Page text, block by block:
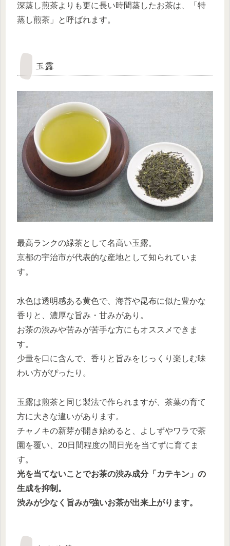
深蒸し煎茶よりも更に長い時間蒸したお茶は、「特
蒸し煎茶」と呼ばれます。
玉露
最高ランクの緑茶として名高い玉露。
京都の宇治市が代表的な産地として知られていま
す。
水色は透明感ある黄色で、海苔や昆布に似た豊かな
香りと、濃厚な旨み・甘みがあり。
お茶の渋みや苦みが苦手な方にもオススメできま
す。
少量を口に含んで、香りと旨みをじっくり楽しむ味
わい方がぴったり。
玉露は煎茶と同じ製法で作られますが、茶葉の育て
方に大きな違いがあります。
チャノキの新芽が開き始めると、よしずやワラで茶
園を覆い、20日間程度の間日光を当てずに育てま
す。
光を当てないことでお茶の渋み成分「カテキン」の
生成を抑制。
渋みが少なく旨みが強いお茶が出来上がります。